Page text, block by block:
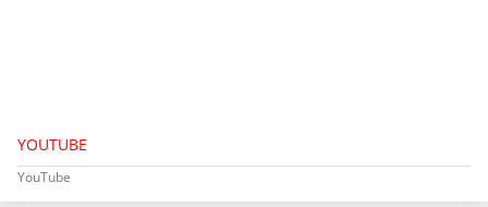
YOUTUBE
YouTube